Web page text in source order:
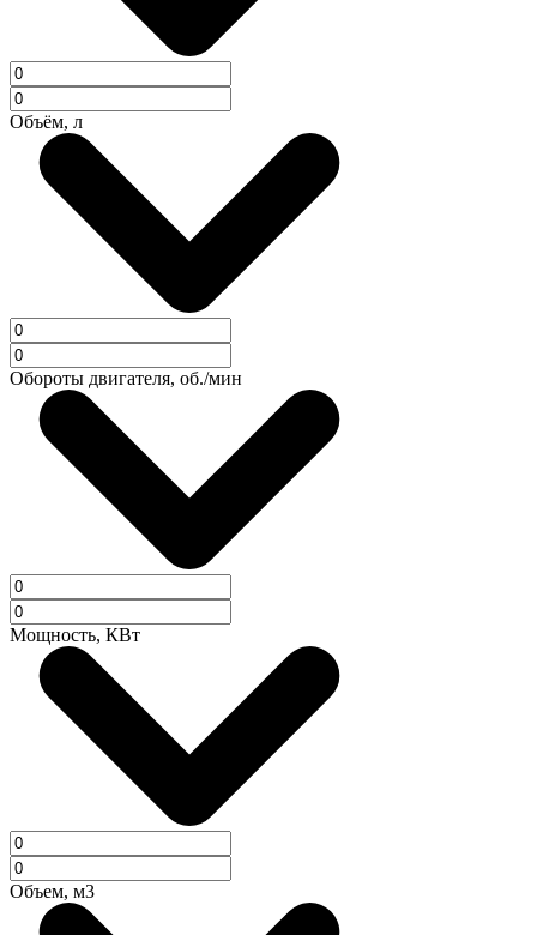
Объём, л
Обороты двигателя, об./мин
Мощность, КВт
Объем, м3